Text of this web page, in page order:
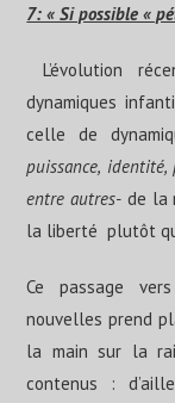
7: « Si possible «
L’évolution
dynamiques
celle de
puissance, identité,
entre autres- de la
la liberté plutôt
Ce passage
nouvelles prend
la main sur la
contenus :